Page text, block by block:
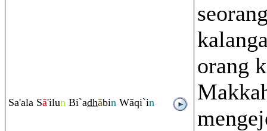
Sa'ala Sā'ilun Bi`adhābin Wāqi`in
orang